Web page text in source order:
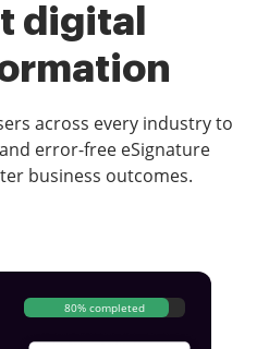
digital
across every industry to
error-free eSignature
business outcomes.
80% completed